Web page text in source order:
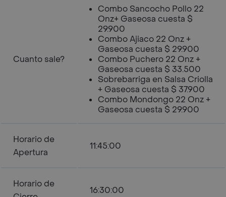
Cuanto sale?
Combo Sancocho Pollo 22
Onz+ Gaseosa cuesta $
29.900
Combo Ajiaco 22 Onz +
Gaseosa cuesta $ 29.900
Combo Puchero 22 Onz +
Gaseosa cuesta $ 33.500
Sobrebarriga en Salsa Criolla
+ Gaseosa cuesta $ 37.900
Combo Mondongo 22 Onz +
Gaseosa cuesta $ 29.900
Horario de
Apertura
11:45:00
Horario de
16:30:00